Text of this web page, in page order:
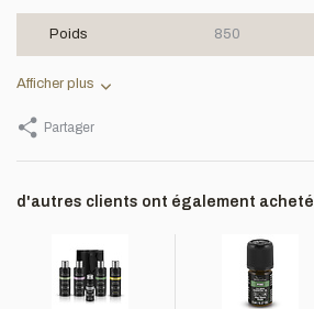
Poids 850
Afficher plus
Partager
d'autres clients ont également acheté